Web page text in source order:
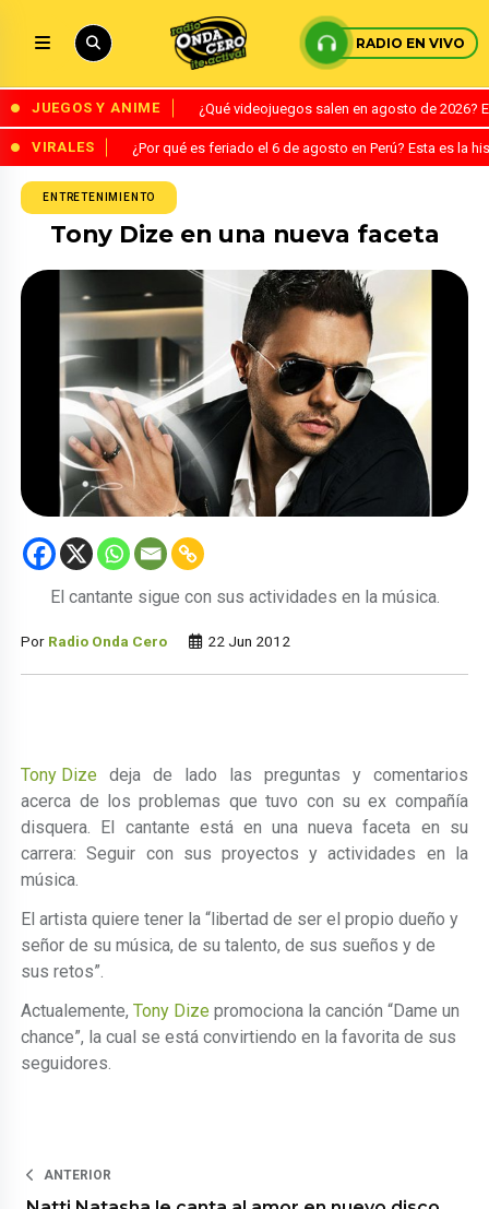
RADIO EN VIVO
JUEGOS Y ANIME ¿Qué videojuegos salen en agosto de
VIRALES ¿Por qué es feriado el 6 de agosto en Perú? Esta es la
ENTRETENIMIENTO
Tony Dize en una nueva faceta
El cantante sigue con sus actividades en la música.
Por Radio Onda Cero 22 Jun 2012
Tony Dize deja de lado las preguntas y comentarios
acerca de los problemas que tuvo con su ex compañía
disquera. El cantante está en una nueva faceta en su
carrera: Seguir con sus proyectos y actividades en la
música.
El artista quiere tener la “libertad de ser el propio dueño y
señor de su música, de su talento, de sus sueños y de
sus retos”.
Actualemente,Tony Dize promociona la canción “Dame un
chance”, la cual se está convirtiendo en la favorita de sus
seguidores.
ANTERIOR